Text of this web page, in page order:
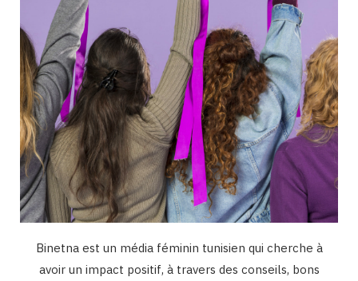
Binetna est un média féminin tunisien qui cherche à
avoir un impact positif, à travers des conseils, bons